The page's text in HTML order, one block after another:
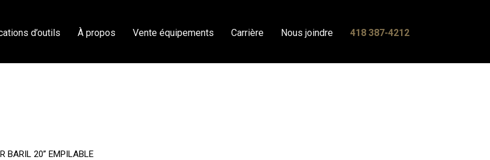
d’outils À propos Vente équipements Carrière Nous joindre 418 387-4212
BARIL 20” EMPILABLE